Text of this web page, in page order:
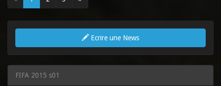
Ecrire une News
FIFA 2015 s01